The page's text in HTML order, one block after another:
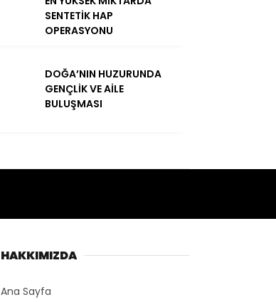
SENTETİK HAP
OPERASYONU
DOĞA’NIN HUZURUNDA
GENÇLİK VE AİLE
BULUŞMASI
HAKKIMIZDA
Ana Sayfa